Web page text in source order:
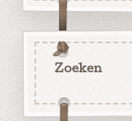
Zoeken